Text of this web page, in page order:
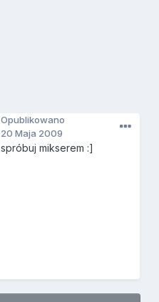
Opublikowano
20 Maja 2009
spróbuj mikserem :]